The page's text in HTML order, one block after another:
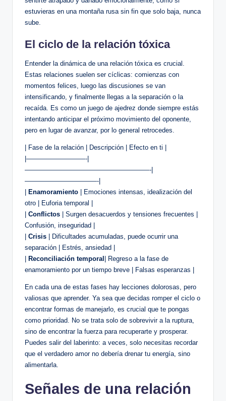
estuvieras en una montaña rusa sin fin que solo baja, nunca
sube.
El ciclo de la relación tóxica
Entender la dinámica de una relación tóxica es crucial.
Estas relaciones suelen ser cíclicas: comienzas con
momentos felices, luego las discusiones se van
intensificando, y finalmente llegas a la separación o la
recaída. Es como un juego de ajedrez donde siempre estás
intentando anticipar el próximo movimiento del oponente,
pero en lugar de avanzar, por lo general retrocedes.
| Fase de la relación | Descripción | Efecto en ti |
|—————————-|
———————————————————-|
———————————-|
| Enamoramiento | Emociones intensas, idealización del
otro | Euforia temporal |
| Conflictos | Surgen desacuerdos y tensiones frecuentes |
Confusión, inseguridad |
| Crisis | Dificultades acumuladas, puede ocurrir una
separación | Estrés, ansiedad |
| Reconciliación temporal| Regreso a la fase de
enamoramiento por un tiempo breve | Falsas esperanzas |
En cada una de estas fases hay lecciones dolorosas, pero
valiosas que aprender. Ya sea que decidas romper el ciclo o
encontrar formas de manejarlo, es crucial que te pongas
como prioridad. No se trata solo de sobrevivir a la ruptura,
sino de encontrar la fuerza para recuperarte y prosperar.
Puedes salir del laberinto: a veces, solo necesitas recordar
que el verdadero amor no debería drenar tu energía, sino
alimentarla.
Señales de una relación